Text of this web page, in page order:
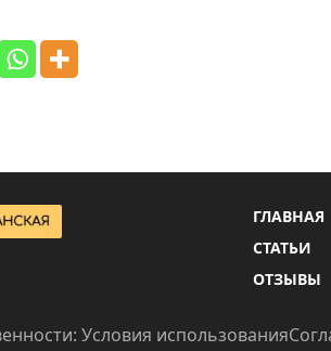
ГЛАВНАЯ
СТАТЬИ
ОТЗЫВЫ
Условия использования